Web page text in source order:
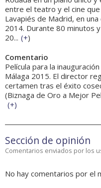
entre el teatro y el cine
Lavapiés de Madrid, en
2014. Durante 80 minutos
20... (+)
Comentario
Película para la
Málaga 2015. El director
certamen tras el éxito
(Biznaga de Oro a Mejor
(+)
Sección de opinión
Comentarios enviados por los
No hay comentarios por el